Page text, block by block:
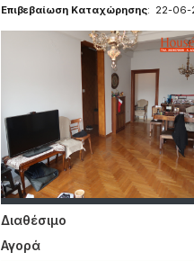
Επιβεβαίωση Καταχώρησης: 22-06-
Διαθέσιμο
Αγορά